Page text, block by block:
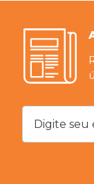
Digite seu